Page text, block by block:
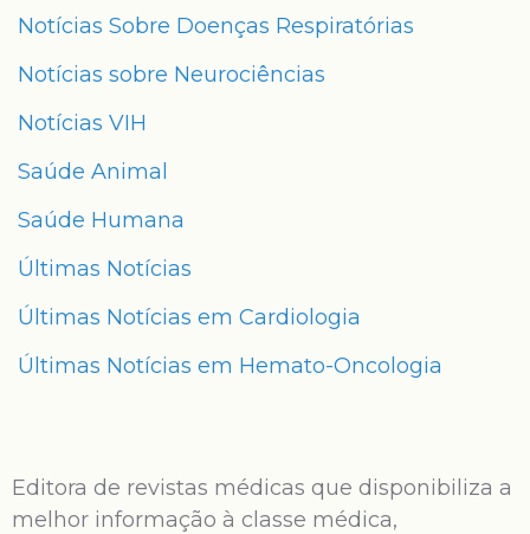
Notícias Sobre Doenças Respiratórias
Notícias sobre Neurociências
Notícias VIH
Saúde Animal
Saúde Humana
Últimas Notícias
Últimas Notícias em Cardiologia
Últimas Notícias em Hemato-Oncologia
Editora de revistas médicas que disponibiliza a
melhor informação à classe médica,